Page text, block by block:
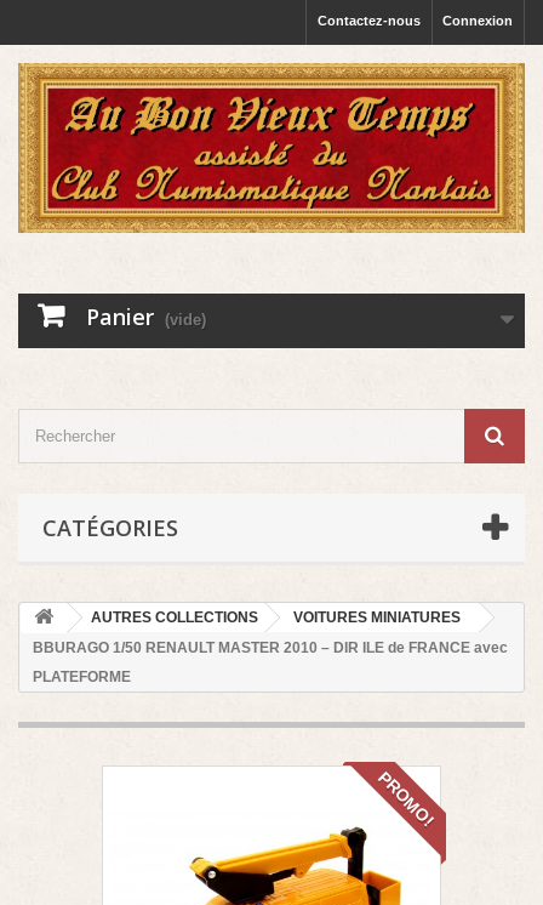
Connexion
Contactez-nous
Panier (vide)
CATÉGORIES
AUTRES COLLECTIONS
VOITURES MINIATURES
BBURAGO 1/50 RENAULT MASTER 2010 – DIR ILE de FRANCE avec
PLATEFORME
PROMO!